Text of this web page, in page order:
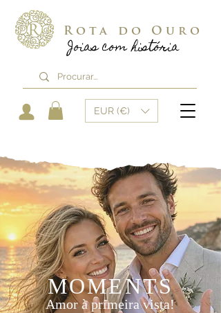
Joias com história
Rota do Ouro
EUR (€)
MOMENTS
Amor à primeira vista!